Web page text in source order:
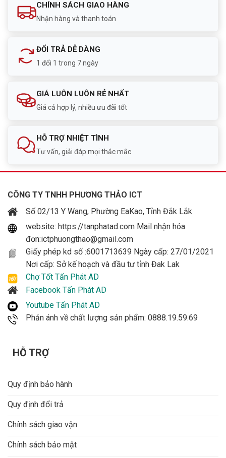
CHÍNH SÁCH GIAO HÀNG
Nhận hàng và thanh toán
ĐỔI TRẢ DỄ DÀNG
1 đổi 1 trong 7 ngày
GIÁ LUÔN LUÔN RẺ NHẤT
Giá cả hợp lý, nhiều ưu đãi tốt
HỖ TRỢ NHIỆT TÌNH
Tư vấn, giải đáp mọi thắc mắc
CÔNG TY TNHH PHƯƠNG THẢO ICT
Số 02/13 Y Wang, Phường EaKao, Tỉnh Đắk Lắk
website: https://tanphatad.com Mail nhận hóa
đơn:ictphuongthao@gmail.com
Giấy phép kd số :6001713639 Ngày cấp: 27/01/2021
Nơi cấp: Sở kế hoạch và đầu tư tỉnh Đak Lak
Chợ Tốt Tấn Phát AD
Facebook Tấn Phát AD
Youtube Tấn Phát AD
Phản ánh về chất lượng sản phẩm: 0888.19.59.69
HỖ TRỢ
Quy định bảo hành
Quy định đổi trả
Chính sách giao vận
Chính sách bảo mật